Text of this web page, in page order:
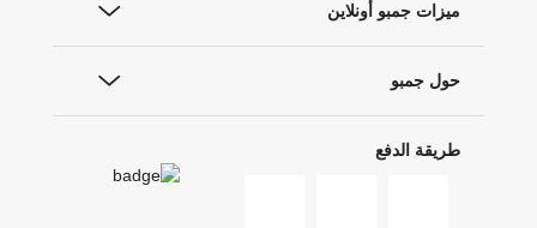
ميزات جمبو أونلاين
حول جمبو
طريقة الدفع